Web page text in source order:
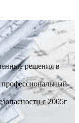
решения в
с 2005г